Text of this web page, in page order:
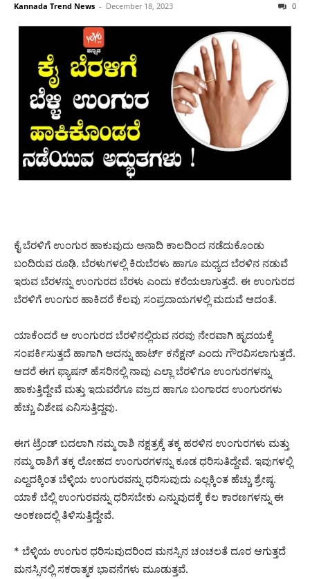
Kannada Trend News - December 18, 2023 0
ಕೈ ಬೆರಳಿಗೆ ಉಂಗುರ ಹಾಕುವುದು ಅನಾದಿ ಕಾಲದಿಂದ ನಡೆದುಕೊಂಡು
ಬಂದಿರುವ ರೂಢಿ. ಬೆರಳುಗಳಲ್ಲಿ ಕಿರುಬೆರಳು ಹಾಗೂ ಮಧ್ಯದ ಬೆರಳಿನ ನಡುವೆ
ಇರುವ ಬೆರಳನ್ನು ಉಂಗುರದ ಬೆರಳು ಎಂದು ಕರೆಯಲಾಗುತ್ತದೆ. ಈ ಉಂಗುರದ
ಬೆರಳಿಗೆ ಉಂಗುರ ಹಾಕಿದರೆ ಕೆಲವು ಸಂಪ್ರದಾಯಗಳಲ್ಲಿ ಮದುವೆ ಆದಂತೆ.
ಯಾಕೆಂದರೆ ಆ ಉಂಗುರದ ಬೆರಳಿನಲ್ಲಿರುವ ನರವು ನೇರವಾಗಿ ಹೃದಯಕ್ಕೆ
ಸಂಪರ್ಕಿಸುತ್ತದೆ ಹಾಗಾಗಿ ಅದನ್ನು ಹಾರ್ಟ್ ಕನೆಕ್ಷನ್ ಎಂದು ಗೌರವಿಸಲಾಗುತ್ತದೆ.
ಆದರೆ ಈಗ ಫ್ಯಾಷನ್ ಹೆಸರಿನಲ್ಲಿ ನಾವು ಎಲ್ಲಾ ಬೆರಳಿಗೂ ಉಂಗುರಗಳನ್ನು
ಹಾಕುತ್ತಿದ್ದೇವೆ ಮತ್ತು ಇದುವರೆಗೂ ವಜ್ರದ ಹಾಗೂ ಬಂಗಾರದ ಉಂಗುರಗಳು
ಹೆಚ್ಚು ವಿಶೇಷ ಎನಿಸುತ್ತಿದ್ದವು.
ಈಗ ಟ್ರೆಂಡ್ ಬದಲಾಗಿ ನಮ್ಮ ರಾಶಿ ನಕ್ಷತ್ರಕ್ಕೆ ತಕ್ಕ ಹರಳಿನ ಉಂಗುರಗಳು ಮತ್ತು
ನಮ್ಮ ರಾಶಿಗೆ ತಕ್ಕ ಲೋಹದ ಉಂಗುರಗಳನ್ನು ಕೂಡ ಧರಿಸುತಿದ್ದೇವೆ. ಇವುಗಳಲ್ಲಿ
ಎಲ್ದದಕ್ಕಿಂತ ಬೆಳ್ಳಿಯ ಉಂಗುರವನ್ನು ಧರಿಸುವುದು ಎಲ್ಲಕ್ಕಿಂತ ಹೆಚ್ಚು ಶ್ರೇಷ್ಠ.
ಯಾಕೆ ಬೆಲ್ಲಿ ಉಂಗುರವನ್ನು ಧರಿಸಬೇಕು ಎನ್ನುವುದಕ್ಕೆ ಕೆಲ ಕಾರಣಗಳನ್ನು ಈ
ಅಂಕಣದಲ್ಲಿ ತಿಳಿಸುತ್ತಿದ್ದೇವೆ.
* ಬೆಳ್ಳಿಯ ಉಂಗುರ ಧರಿಸುವುದರಿಂದ ಮನಸ್ಸಿನ ಚಂಚಲತೆ ದೂರ ಆಗುತ್ತದೆ
ಮನಸ್ಸಿನಲ್ಲಿ ಸಕರಾತ್ಮಕ ಭಾವನೆಗಳು ಮೂಡುತ್ತವೆ.